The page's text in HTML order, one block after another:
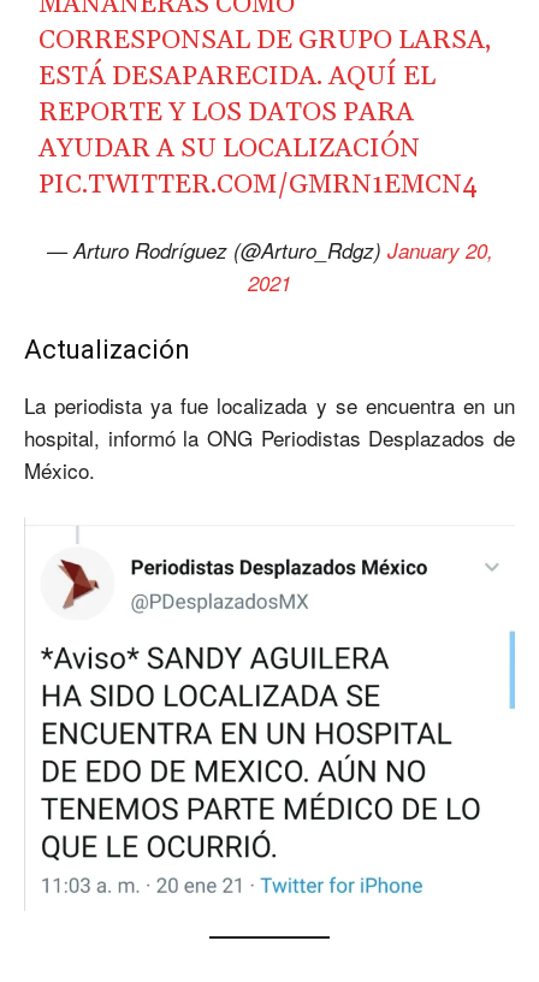
CORRESPONSAL DE GRUPO LARSA,
ESTÁ DESAPARECIDA. AQUÍ EL
REPORTE Y LOS DATOS PARA
AYUDAR A SU LOCALIZACIÓN
PIC.TWITTER.COM/GMRN1EMCN4
— Arturo Rodríguez (@Arturo_Rdgz) January 20,
2021
Actualización
La periodista ya fue localizada y se encuentra en un
hospital, informó la ONG Periodistas Desplazados de
México.